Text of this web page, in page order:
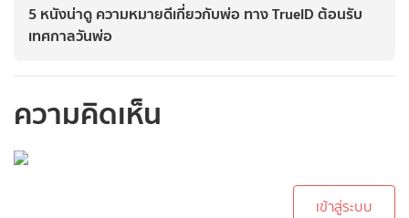
5 หนังน่าดู ความหมายดีเกี่ยวกับพ่อ ทาง TrueID ต้อนรับ
เทศกาลวันพ่อ
ความคิดเห็น
เข้าสู่ระบบ